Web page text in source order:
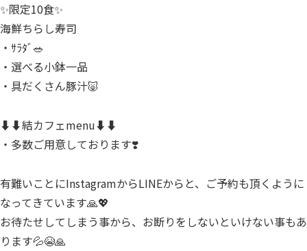
✨限定10食✨
海鮮ちらし寿司
・ｻﾗﾀﾞ🥗
・選べる小鉢一品
・具だくさん豚汁🐷
⬇⬇結カフェmenu⬇⬇
・多数ご用意しております❣️
有難いことにInstagramからLINEからと、ご予約も頂くように
なってきています🙏💖
お待たせしてしまう事から、お断りをしないといけない事もあ
ります💦😭🙏